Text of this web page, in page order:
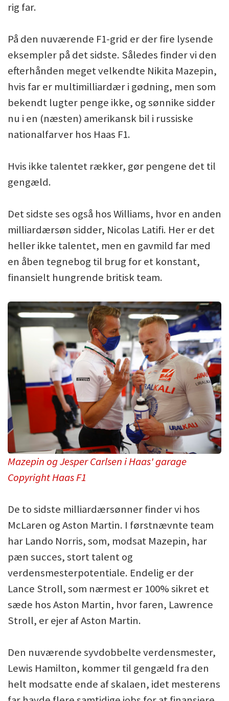
rig far.
På den nuværende F1-grid er der fire lysende
eksempler på det sidste. Således finder vi den
efterhånden meget velkendte Nikita Mazepin,
hvis far er multimilliardær i gødning, men som
bekendt lugter penge ikke, og sønnike sidder
nu i en (næsten) amerikansk bil i russiske
nationalfarver hos Haas F1.
Hvis ikke talentet rækker, gør pengene det til
gengæld.
Det sidste ses også hos Williams, hvor en anden
milliardærsøn sidder, Nicolas Latifi. Her er det
heller ikke talentet, men en gavmild far med
en åben tegnebog til brug for et konstant,
finansielt hungrende britisk team.
Mazepin og Jesper Carlsen i Haas' garage
Copyright Haas F1
De to sidste milliardærsønner finder vi hos
McLaren og Aston Martin. I førstnævnte team
har Lando Norris, som, modsat Mazepin, har
pæn succes, stort talent og
verdensmesterpotentiale. Endelig er der
Lance Stroll, som nærmest er 100% sikret et
sæde hos Aston Martin, hvor faren, Lawrence
Stroll, er ejer af Aston Martin.
Den nuværende syvdobbelte verdensmester,
Lewis Hamilton, kommer til gengæld fra den
helt modsatte ende af skalaen, idet mesterens